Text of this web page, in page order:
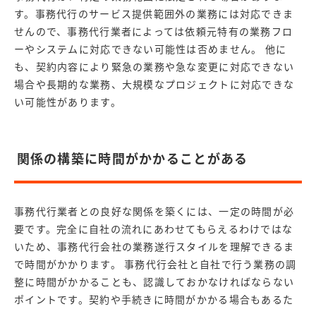
す。事務代行のサービス提供範囲外の業務には対応できま
せんので、事務代行業者によっては依頼元特有の業務フロ
ーやシステムに対応できない可能性は否めません。 他に
も、契約内容により緊急の業務や急な変更に対応できない
場合や長期的な業務、大規模なプロジェクトに対応できな
い可能性があります。
関係の構築に時間がかかることがある
事務代行業者との良好な関係を築くには、一定の時間が必
要です。完全に自社の流れにあわせてもらえるわけではな
いため、事務代行会社の業務遂行スタイルを理解できるま
で時間がかかります。 事務代行会社と自社で行う業務の調
整に時間がかかることも、認識しておかなければならない
ポイントです。契約や手続きに時間がかかる場合もあるた